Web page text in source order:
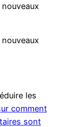
les
comment
sont